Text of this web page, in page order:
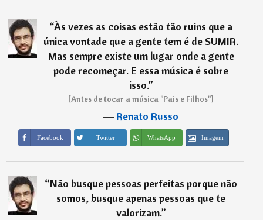
“Às vezes as coisas estão tão ruins que a
única vontade que a gente tem é de SUMIR.
Mas sempre existe um lugar onde a gente
pode recomeçar. E essa música é sobre
isso.”
[Antes de tocar a música "Pais e Filhos"]
―Renato Russo
Facebook Twitter WhatsApp Imagem
“Não busque pessoas perfeitas porque não
somos, busque apenas pessoas que te
valorizam.”